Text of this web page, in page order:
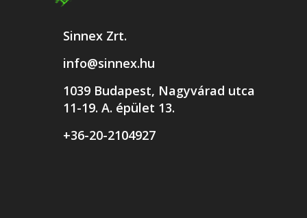
Sinnex Zrt.
info@sinnex.hu
1039 Budapest, Nagyvárad utca
11-19. A. épület 13.
+36-20-2104927